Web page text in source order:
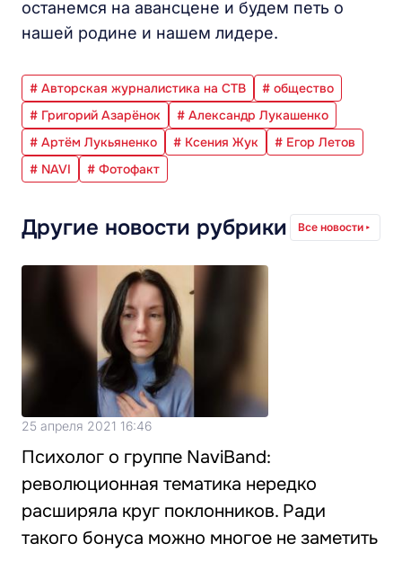
останемся на авансцене и будем петь о
нашей родине и нашем лидере.
# Авторская журналистика на СТВ
# общество
# Григорий Азарёнок
# Александр Лукашенко
# Артём Лукьяненко
# Ксения Жук
# Егор Летов
# NAVI
# Фотофакт
Другие новости рубрики Все новости
25 апреля 2021 16:46
Психолог о группе NaviBand:
революционная тематика нередко
расширяла круг поклонников. Ради
такого бонуса можно многое не заметить